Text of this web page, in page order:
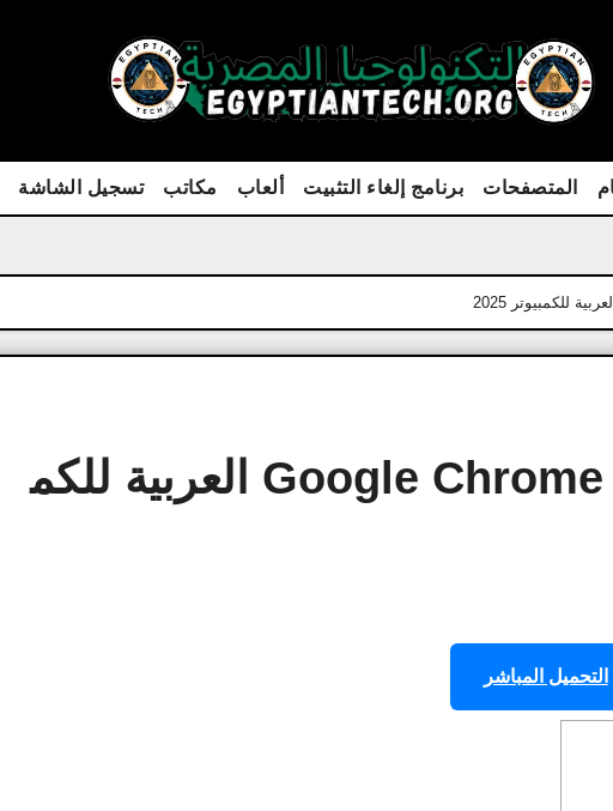
المتصفحات برنامج إلغاء التثبيت ألعاب مكاتب تسجيل الشاشة
تحميل برنامج Google Chrome Portable العربية للكم
التحميل المباشر